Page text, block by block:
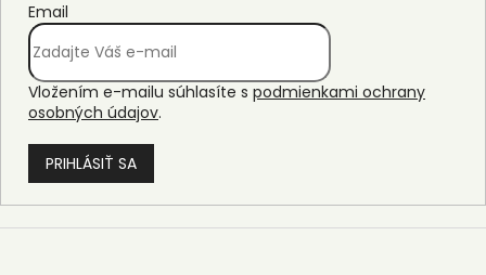
Email
Vložením e-mailu súhlasíte s podmienkami ochrany
osobných údajov.
PRIHLÁSIŤ SA
Z